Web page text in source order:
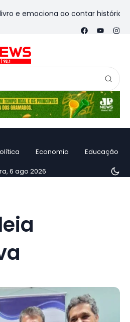
ao contar história Vila
Economia Educação
6 ago 2026